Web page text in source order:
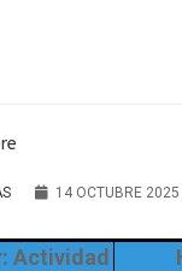
14 OCTUBRE 2025
Actividad